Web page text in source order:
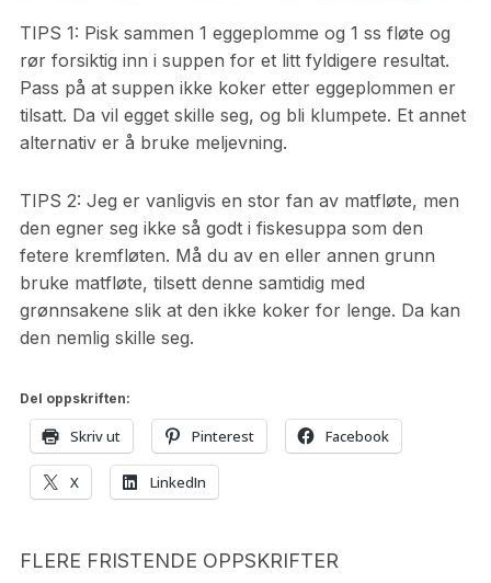
TIPS 1: Pisk sammen 1 eggeplomme og 1 ss fløte og
rør forsiktig inn i suppen for et litt fyldigere resultat.
Pass på at suppen ikke koker etter eggeplommen er
tilsatt. Da vil egget skille seg, og bli klumpete. Et annet
alternativ er å bruke meljevning.
TIPS 2: Jeg er vanligvis en stor fan av matfløte, men
den egner seg ikke så godt i fiskesuppa som den
fetere kremfløten. Må du av en eller annen grunn
bruke matfløte, tilsett denne samtidig med
grønnsakene slik at den ikke koker for lenge. Da kan
den nemlig skille seg.
Del oppskriften:
Skriv ut Pinterest Facebook
X LinkedIn
FLERE FRISTENDE OPPSKRIFTER